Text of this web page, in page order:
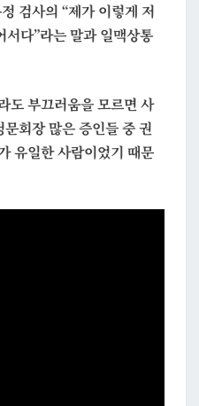
검사의 “제가 이렇게 저
다”라는 말과 일맥상통
도 부끄러움을 모르면 사
회장 많은 증인들 중 권
유일한 사람이었기 때문